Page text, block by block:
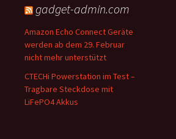
gadget-admin.com
Amazon Echo Connect Geräte
werden ab dem 29. Februar
nicht mehr unterstützt
CTECHi Powerstation im Test –
Tragbare Steckdose mit
LiFePO4 Akkus